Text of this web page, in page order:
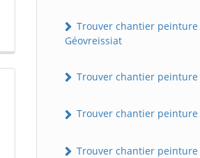
Trouver chantier peinture
Géovreissiat
Trouver chantier
Trouver chantier peinture
Trouver chantier peinture